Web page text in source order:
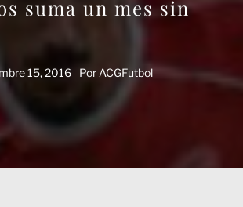
suma un mes sin
15, 2016 Por ACGFutbol